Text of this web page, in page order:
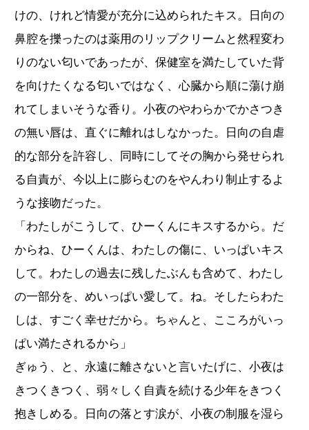
けの、けれど情愛が充分に込められたキス。日向の
鼻腔を擽ったのは薬用のリップクリームと然程変わ
りのない匂いであったが、保健室を満たしていた背
を向けたくなる匂いではなく、心臓から順に蕩け崩
れてしまいそうな香り。小夜のやわらかでかさつき
の無い唇は、直ぐに離れはしなかった。日向の自虐
的な部分を許容し、同時にしてその胸から発せられ
る自責が、今以上に膨らむのをやんわり制止するよ
うな接吻だった。
「わたしがこうして、ひーくんにキスするから。だ
からね、ひーくんは、わたしの傷に、いっぱいキス
して。わたしの過去に残したぶんも含めて、わたし
の一部分を、めいっぱい愛して。ね。そしたらわた
しは、すごく幸せだから。ちゃんと、こころがいっ
ぱい満たされるから」
ぎゅう、と、永遠に離さないと言いたげに、小夜は
きつくきつく、弱々しく自責を続ける少年をきつく
抱きしめる。日向の落とす涙が、小夜の制服を湿ら